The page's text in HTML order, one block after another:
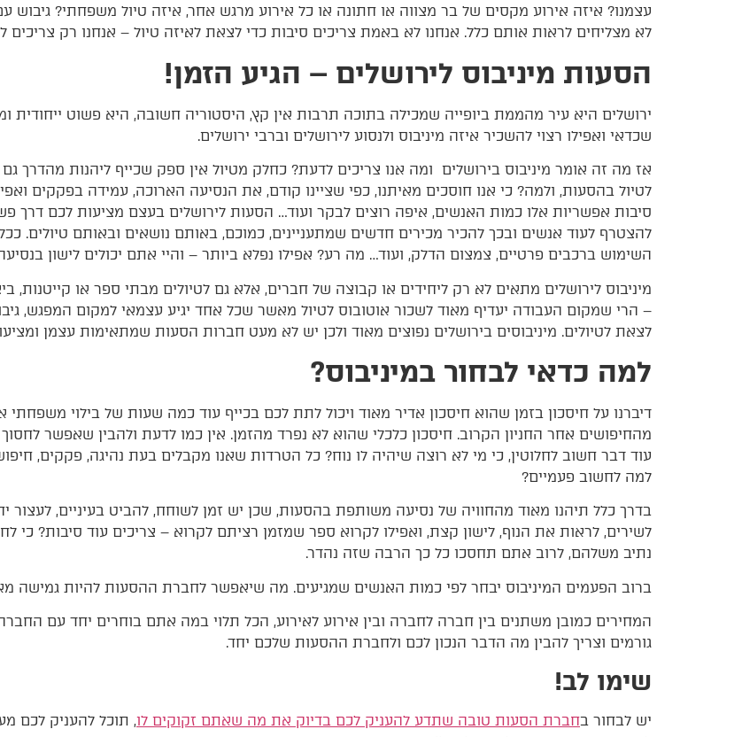
עצמנו? איזה אירוע מקסים של בר מצווה או חתונה או כל אירוע מרגש אחר, איזה טיול משפחתי? גיבוש
לא מצליחים לראות אותם כלל. אנחנו לא באמת צריכים סיבות כדי לצאת לאיזה טיול – אנחנו רק
הסעות מיניבוס לירושלים – הגיע הזמן!
ירושלים היא עיר מהממת ביופייה שמכילה בתוכה תרבות אין קץ, היסטוריה חשובה, היא פשוט ייחודית
שכדאי ואפילו רצוי להשכיר איזה מיניבוס ולנסוע לירושלים וברבי ירושלים.
אז מה זה אומר מיניבוס בירושלים ומה אנו צריכים לדעת? כחלק מטיול אין ספק שכייף ליהנות מהדרך
לטיול בהסעות, ולמה? כי אנו חוסכים מאיתנו, כפי שציינו קודם, את הנסיעה הארוכה, עמידה בפקקים
סיבות אפשריות אלו כמות האנשים, איפה רוצים לבקר ועוד… הסעות לירושלים בעצם מציעות לכם דרך
להצטרף לעוד אנשים ובכך להכיר מכירים חדשים שמתעניינים, כמוכם, באותם נושאים ובאותם טיולים.
השימוש ברכבים פרטיים, צמצום הדלק, ועוד… מה רע? אפילו נפלא ביותר – והיי אתם יכולים לישון
מיניבוס לירושלים מתאים לא רק ליחידים או קבוצה של חברים, אלא גם לטיולים מבתי ספר או קייטנות,
– הרי שמקום העבודה יעדיף מאוד לשכור אוטובוס לטיול מאשר שכל אחד יגיע עצמאי למקום המפגש,
לצאת לטיולים. מיניבוסים בירושלים נפוצים מאוד ולכן יש לא מעט חברות הסעות שמתאימות עצמן
למה כדאי לבחור במיניבוס?
דיברנו על חיסכון בזמן שהוא חיסכון אדיר מאוד ויכול לתת לכם בכייף עוד כמה שעות של בילוי משפחתי
מהחיפושים אחר החניון הקרוב. חיסכון כלכלי שהוא לא נפרד מהזמן. אין כמו לדעת ולהבין שאפשר
עוד דבר חשוב לחלוטין, כי מי לא רוצה שיהיה לו נוח? כל הטרדות שאנו מקבלים בעת נהיגה, פקקים,
למה לחשוב פעמיים?
בדרך כלל תיהנו מאוד מהחוויה של נסיעה משותפת בהסעות, שכן יש זמן לשוחח, להביט בעיניים, לעצור
לשירים, לראות את הנוף, לישון קצת, ואפילו לקרוא ספר שמזמן רציתם לקרוא – צריכים עוד סיבות? כי
נתיב משלהם, לרוב אתם תחסכו כל כך הרבה שזה נהדר.
ברוב הפעמים המיניבוס יבחר לפי כמות האנשים שמגיעים. מה שיאפשר לחברת ההסעות להיות גמישה
המחירים כמובן משתנים בין חברה לחברה ובין אירוע לאירוע, הכל תלוי במה אתם בוחרים יחד עם
גורמים וצריך להבין מה הדבר הנכון לכם ולחברת ההסעות שלכם יחד.
שימו לב!
יש לבחור בחברת הסעות טובה שתדע להעניק לכם בדיוק את מה שאתם זקוקים לו, תוכל להעניק לכם